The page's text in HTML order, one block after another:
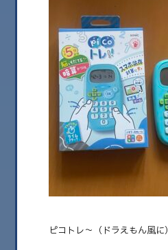
思いがけず脳トレ
に） 簡単な計算問題、算……
ピコトレ〜（ドラえもん風に）